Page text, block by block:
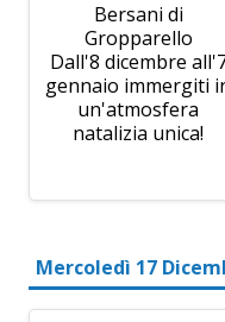
Bersani di
Gropparello
Dall'8 dicembre
gennaio immergiti
un'atmosfera
natalizia unica!
Mercoledì 17